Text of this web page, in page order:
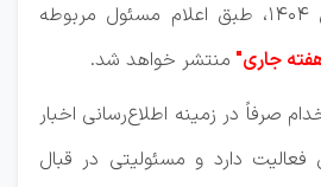
آزمون استخدامی سال ۱۴۰۴، طبق اعلام مسئول مربوطه
جاری" منتشر خواهد شد.
صرفاً در زمینه اطلاع‌رسانی اخبار
دارد و مسئولیتی در قبال